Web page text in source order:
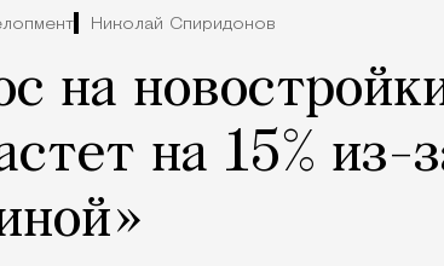
Николай Спиридонов
на
на 15% из-